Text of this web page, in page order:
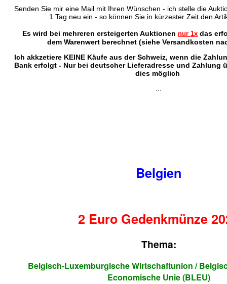
Senden Sie mir eine Mail mit Ihren Wünschen - ich stelle die
1 Tag neu ein - so können Sie in kürzester Zeit den
Es wird bei mehreren ersteigerten Auktionen nur 1x das
dem Warenwert berechnet (siehe Versandkosten
Ich akkzetiere KEINE Käufe aus der Schweiz, wenn die
Bank erfolgt - Nur bei deutscher Lieferadresse und Zahlung
dies möglich
Belgien
2 Euro Gedenkmünze
Thema:
Belgisch-Luxemburgische Wirtschaftunion /
Economische Unie (BLEU)